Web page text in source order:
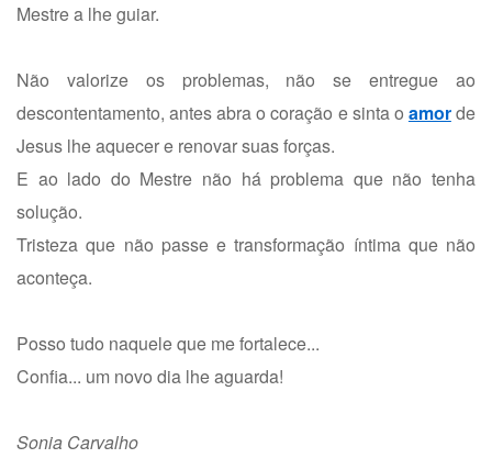
Mestre a lhe guiar.
Não valorize os problemas, não se entregue ao
descontentamento, antes abra o coração e sinta o amorde
Jesus lhe aquecer e renovar suas forças.
E ao lado do Mestre não há problema que não tenha
solução.
Tristeza que não passe e transformação íntima que não
aconteça.
Posso tudo naquele que me fortalece...
Confia... um novo dia lhe aguarda!
Sonia Carvalho